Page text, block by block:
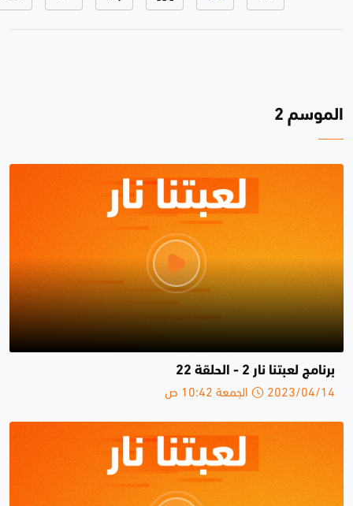
الموسم 2
برنامج لعبتنا نار 2 - الحلقة 22
2023/04/14 الجمعة 10:42 ص